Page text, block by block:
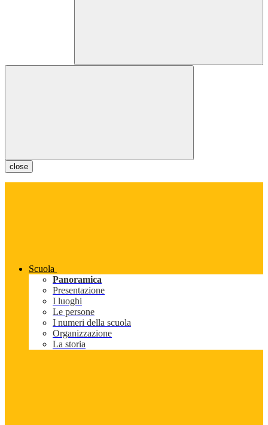
close
Scuola
Panoramica
Presentazione
I luoghi
Le persone
I numeri della scuola
Organizzazione
La storia